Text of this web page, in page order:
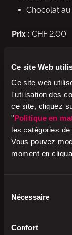
Ce site Web
Ce site web
l'utilisation des
ce site, cliquez
"Politique en
les catégories
Vous pouvez
moment en
Nécessaire
Confort
Chocolat
Prix : CHF 2.00
bilan de masse).
Disponible
dans des filiales
Suisse. Dans la